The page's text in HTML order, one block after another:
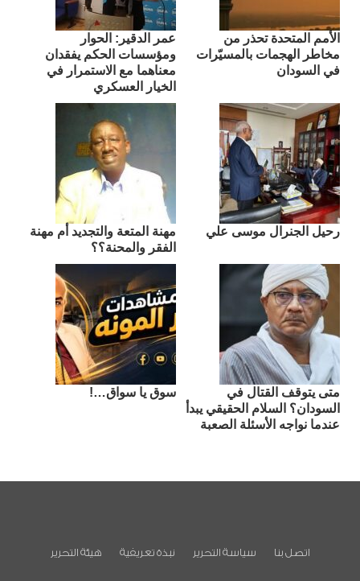
الأمم المتحدة تحذر من
مخاطر الهجمات بالمسيّرات
في السودان
عمر الدقير: الحوار
ومؤسسات الحكم يفقدان
معناهما مع الاستمرار في
الخيار العسكري
رحيل الجنرال موسى علي
مهنة المتعة والتجديد أم مهنة
الفقر والمحنة؟؟
متى يتوقف القتال في
السودان؟ السلام الحقيقي يبدأ
عندما نواجه الأسئلة الصعبة
سوق يا سواق…!
اتصل بنا سياسة التحرير نبذة تعريفية هيئة التحرير